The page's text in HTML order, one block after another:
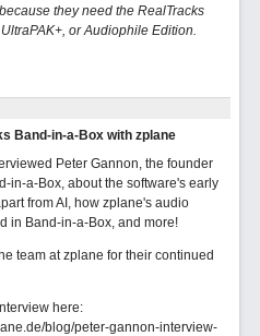
they need the RealTracks
or Audiophile Edition.
Band-in-a-Box with zplane
Peter Gannon, the founder
in-a-Box, about the software's early
from AI, how zplane's audio
in Band-in-a-Box, and more!
team at zplane for their continued
here:
blog/peter-gannon-interview-